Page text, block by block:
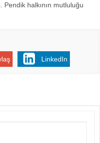
Pendik halkının mutluluğu
LinkedIn